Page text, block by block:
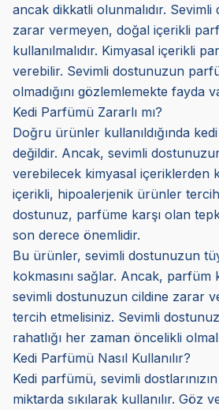
ancak dikkatli olunmalıdır.
zarar vermeyen, doğal içerikli
kullanılmalıdır. Kimyasal içerikli
verebilir. Sevimli dostunuzun
olmadığını gözlemlemekte fayda
Kedi Parfümü Zararlı mı?
Doğru ürünler kullanıldığında
değildir. Ancak, sevimli
verebilecek kimyasal içeriklerden
içerikli, hipoalerjenik ürünler
dostunuz, parfüme karşı olan
son derece önemlidir.
Bu ürünler, sevimli dostunuzun
kokmasını sağlar. Ancak, parfüm
sevimli dostunuzun cildine zarar
tercih etmelisiniz. Sevimli
rahatlığı her zaman öncelikli
Kedi Parfümü Nasıl Kullanılır?
Kedi parfümü, sevimli
miktarda sıkılarak kullanılır. Göz